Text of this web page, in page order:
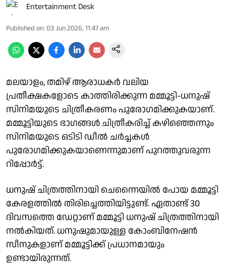
Entertainment Desk
Published on: 03 Jun 2026, 11:47 am
മലയാളം, തമിഴ് ആരാധകർ വലിയ
പ്രതീക്ഷകളോടെ കാത്തിരിക്കുന്ന മമ്മൂട്ടി-ധനുഷ്
സിനിമയുടെ ചിത്രീകരണം പുരോഗമിക്കുകയാണ്.
മമ്മൂട്ടിയുടെ ഭാഗങ്ങൾ ചിത്രീകരിച്ച് കഴിഞ്ഞെന്നും
സിനിമയുടെ ഒടിടി ഡീൽ ചർച്ചകൾ
പുരോഗമിക്കുകയാണെന്നുമാണ് പുറത്തുവരുന്ന
റിപ്പോർട്ട്.
ധനുഷ് ചിത്രത്തിനായി ചെന്നൈയിൽ പോയ മമ്മൂട്ടി
കേരളത്തിൽ തിരിച്ചെത്തിയിട്ടുണ്ട്. ഏതാണ്ട് 30
ദിവസത്തെ ഡേറ്റാണ് മമ്മൂട്ടി ധനുഷ് ചിത്രത്തിനായി
നൽകിയത്. ധനുഷുമായുള്ള കോംബിനേഷൻ
സീനുകളാണ് മമ്മൂട്ടിക്ക് പ്രധാനമായും
ഉണ്ടായിരുന്നത്.